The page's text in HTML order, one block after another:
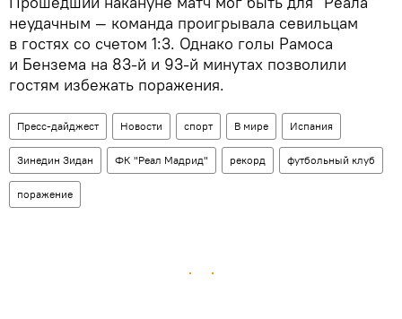
неудачным — команда проигрывала севильцам
в гостях со счетом 1:3. Однако голы Рамоса
и Бензема на 83-й и 93-й минутах позволили
гостям избежать поражения.
Пресс-дайджест Новости спорт В мире Испания
Зинедин Зидан ФК "Реал Мадрид" рекорд футбольный клуб
поражение